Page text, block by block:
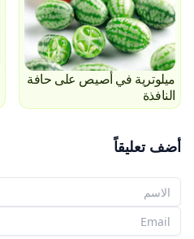
ميلوترية في أصيص على حافة
النافذة
أضف تعليقاً
اسمك
بريدك الإلكتروني